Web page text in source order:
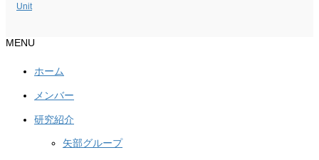
Unit
MENU
ホーム
メンバー
研究紹介
矢部グループ